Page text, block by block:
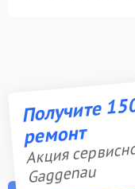
Получите
ремонт
Акция
Gaggenau